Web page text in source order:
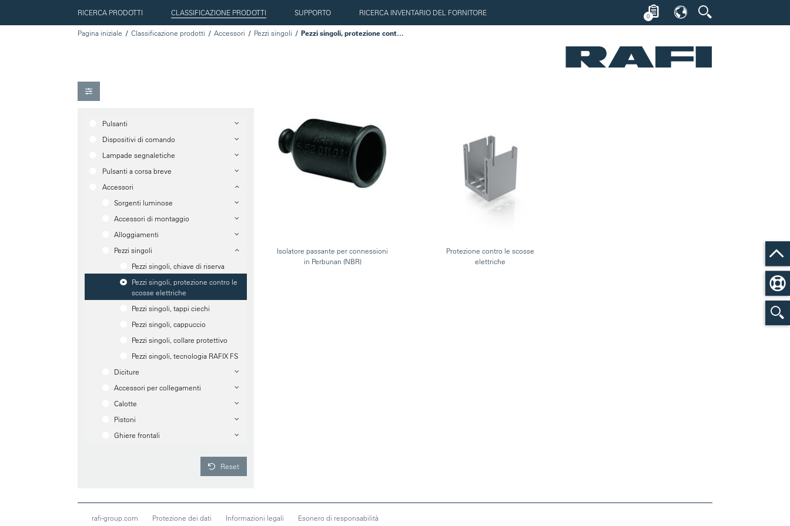
RICERCA PRODOTTI CLASSIFICAZIONE PRODOTTI SUPPORTO RICERCA INVENTARIO DEL FORNITORE 0
Pagina iniziale Classificazione prodotti Accessori Pezzi singoli Pezzi singoli, protezione contro le scosse elettriche
Pulsanti
Dispositivi di comando
Lampade segnaletiche
Pulsanti a corsa breve
Accessori
Sorgenti luminose
Accessori di montaggio
Alloggiamenti
Pezzi singoli
Pezzi singoli, chiave di riserva
Pezzi singoli, protezione contro le
scosse elettriche
Pezzi singoli, tappi ciechi
Pezzi singoli, cappuccio
Pezzi singoli, collare protettivo
Pezzi singoli, tecnologia RAFIX FS
Diciture
Accessori per collegamenti
Calotte
Pistoni
Ghiere frontali
Reset
Isolatore passante per connessioni
in Perbunan (NBR)
Protezione contro le scosse
elettriche
rafi-group.com Protezione dei dati Informazioni legali Esonero di responsabilità